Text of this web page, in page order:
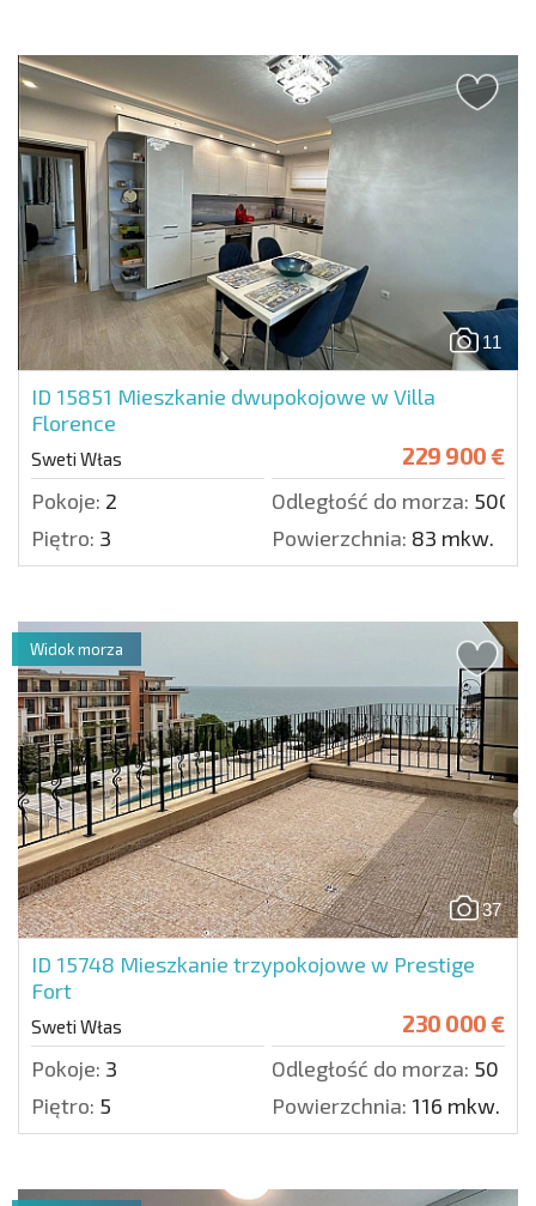
11
ID 15851 Mieszkanie dwupokojowe w Villa
Florence
Sweti Włas 229 900 €
Pokoje: 2 Odległość do morza: 500
Piętro: 3 Powierzchnia: 83 mkw.
37
ID 15748 Mieszkanie trzypokojowe w Prestige
Fort
Sweti Włas 230 000 €
Pokoje: 3 Odległość do morza: 50 m.
Piętro: 5 Powierzchnia: 116 mkw.
Widok morza